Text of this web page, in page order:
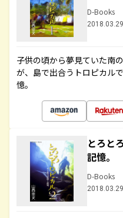
D-Books
子供の頃から夢見ていた南
が、島で出合うトロピカル
憶。
とろと
記憶。
D-Books